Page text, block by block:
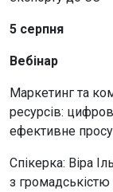
5 серпня
Вебінар
Маркетинг та
ресурсів:
ефективне
Спікерка: Віра
з